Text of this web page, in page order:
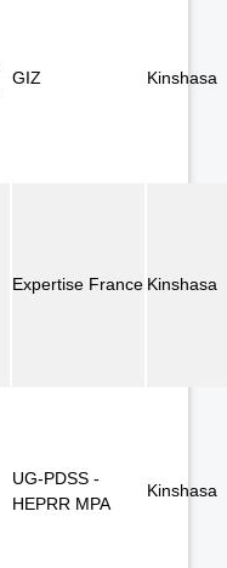
GIZ Kinshasa
Expertise France Kinshasa
UG-PDSS -
HEPRR MPA
Kinshasa